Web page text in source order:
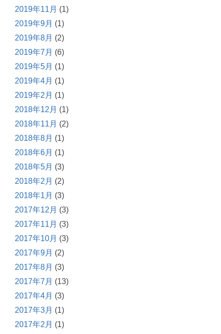
2019年11月 (1)
2019年9月 (1)
2019年8月 (2)
2019年7月 (6)
2019年5月 (1)
2019年4月 (1)
2019年2月 (1)
2018年12月 (1)
2018年11月 (2)
2018年8月 (1)
2018年6月 (1)
2018年5月 (3)
2018年2月 (2)
2018年1月 (3)
2017年12月 (3)
2017年11月 (3)
2017年10月 (3)
2017年9月 (2)
2017年8月 (3)
2017年7月 (13)
2017年4月 (3)
2017年3月 (1)
2017年2月 (1)